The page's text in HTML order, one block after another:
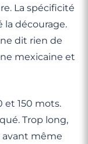
La spécificité
la décourage.
ne dit rien de
mexicaine et
et 150 mots.
Trop long,
avant même